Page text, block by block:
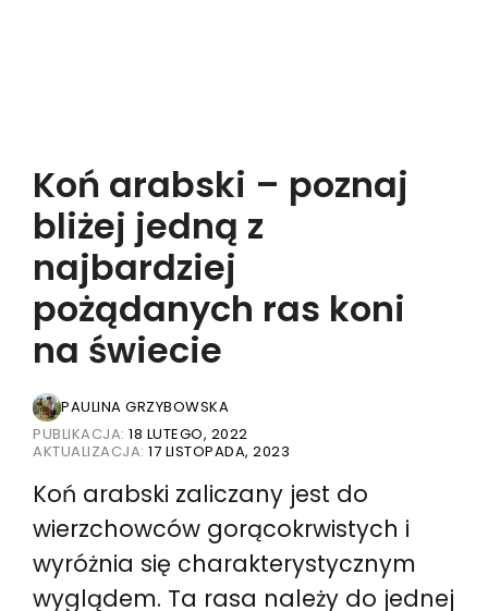
Koń arabski – poznaj
bliżej jedną z
najbardziej
pożądanych ras koni
na świecie
PAULINA GRZYBOWSKA
PUBLIKACJA: 18 LUTEGO, 2022
AKTUALIZACJA: 17 LISTOPADA, 2023
Koń arabski zaliczany jest do
wierzchowców gorącokrwistych i
wyróżnia się charakterystycznym
wyglądem. Ta rasa należy do jednej